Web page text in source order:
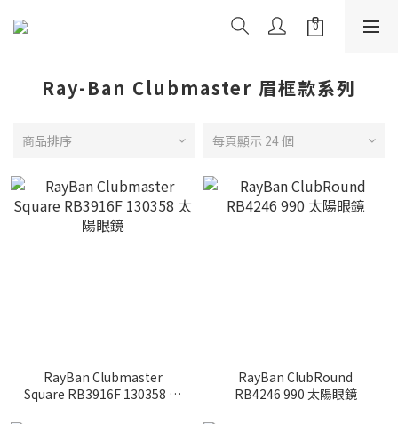
Ray-Ban Clubmaster 眉框款系列
商品排序 每頁顯示 24 個
RayBan Clubmaster
Square RB3916F 130358 太
RayBan ClubRound
RB4246 990 太陽眼鏡